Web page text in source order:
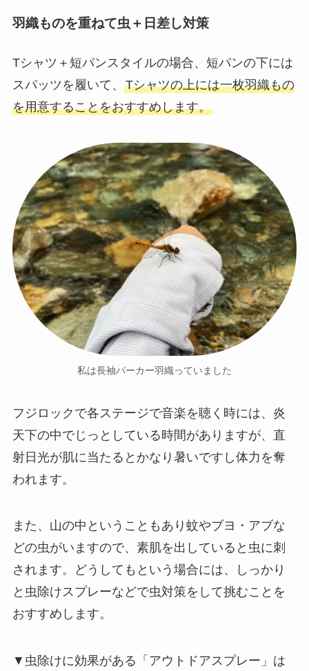
羽織ものを重ねて虫＋日差し対策
Tシャツ＋短パンスタイルの場合、短パンの下には
スパッツを履いて、 Tシャツの上には一枚羽織もの
を用意することをおすすめします。
私は長袖パーカー羽織っていました
フジロックで各ステージで音楽を聴く時には、炎
天下の中でじっとしている時間がありますが、直
射日光が肌に当たるとかなり暑いですし体力を奪
われます。
また、山の中ということもあり蚊やブヨ・アブな
どの虫がいますので、素肌を出していると虫に刺
されます。どうしてもという場合には、しっかり
と虫除けスプレーなどで虫対策をして挑むことを
おすすめします。
▼虫除けに効果がある「アウトドアスプレー」は